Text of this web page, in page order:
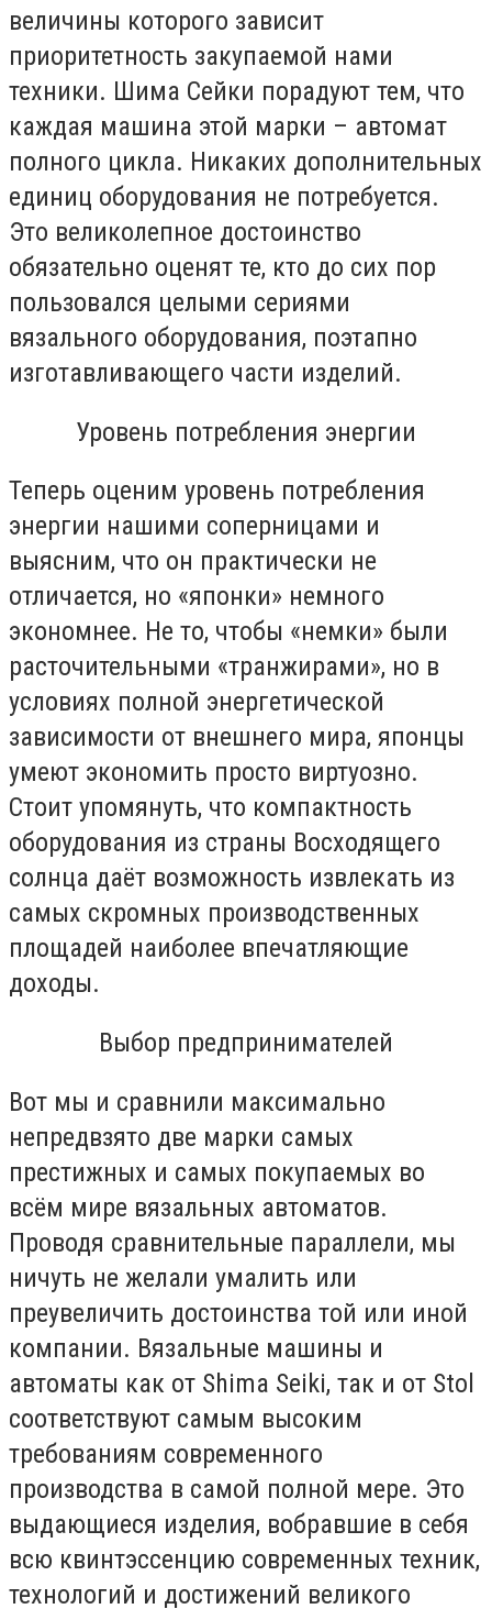
величины которого зависит
приоритетность закупаемой нами
техники. Шима Сейки порадуют тем, что
каждая машина этой марки – автомат
полного цикла. Никаких дополнительных
единиц оборудования не потребуется.
Это великолепное достоинство
обязательно оценят те, кто до сих пор
пользовался целыми сериями
вязального оборудования, поэтапно
изготавливающего части изделий.
Уровень потребления энергии
Теперь оценим уровень потребления
энергии нашими соперницами и
выясним, что он практически не
отличается, но «японки» немного
экономнее. Не то, чтобы «немки» были
расточительными «транжирами», но в
условиях полной энергетической
зависимости от внешнего мира, японцы
умеют экономить просто виртуозно.
Стоит упомянуть, что компактность
оборудования из страны Восходящего
солнца даёт возможность извлекать из
самых скромных производственных
площадей наиболее впечатляющие
доходы.
Выбор предпринимателей
Вот мы и сравнили максимально
непредвзято две марки самых
престижных и самых покупаемых во
всём мире вязальных автоматов.
Проводя сравнительные параллели, мы
ничуть не желали умалить или
преувеличить достоинства той или иной
компании. Вязальные машины и
автоматы как от Shima Seiki, так и от Stol
соответствуют самым высоким
требованиям современного
производства в самой полной мере. Это
выдающиеся изделия, вобравшие в себя
всю квинтэссенцию современных техник,
технологий и достижений великого